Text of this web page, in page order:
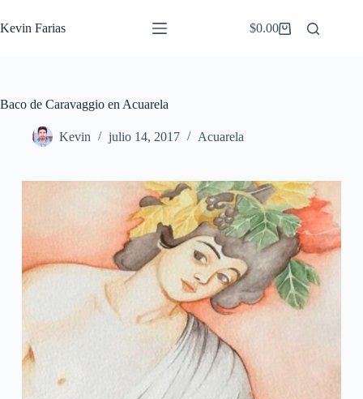
al
contenido
Kevin Farias
Carro
$0.00
Baco de Caravaggio en Acuarela
Kevin julio 14, 2017 Acuarela